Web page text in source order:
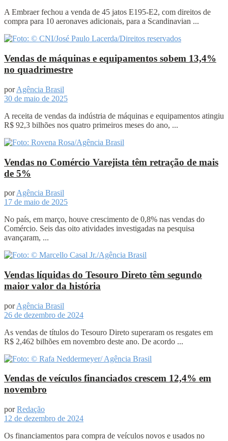
A Embraer fechou a venda de 45 jatos E195-E2, com direitos de
compra para 10 aeronaves adicionais, para a Scandinavian ...
Vendas de máquinas e equipamentos sobem 13,4%
no quadrimestre
por Agência Brasil
30 de maio de 2025
A receita de vendas da indústria de máquinas e equipamentos atingiu
R$ 92,3 bilhões nos quatro primeiros meses do ano, ...
Vendas no Comércio Varejista têm retração de mais
de 5%
por Agência Brasil
17 de maio de 2025
No país, em março, houve crescimento de 0,8% nas vendas do
Comércio. Seis das oito atividades investigadas na pesquisa
avançaram, ...
Vendas líquidas do Tesouro Direto têm segundo
maior valor da história
por Agência Brasil
26 de dezembro de 2024
As vendas de títulos do Tesouro Direto superaram os resgates em
R$ 2,462 bilhões em novembro deste ano. De acordo ...
Vendas de veículos financiados crescem 12,4% em
novembro
por Redação
12 de dezembro de 2024
Os financiamentos para compra de veículos novos e usados no